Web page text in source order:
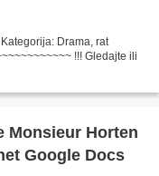
Drama, rat
!!! Gledajte ili
Monsieur Horten
Google Docs